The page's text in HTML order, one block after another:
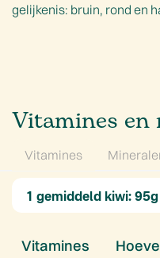
gelijkenis: bruin, rond en
Vitamines en
Vitamines
Vitamines